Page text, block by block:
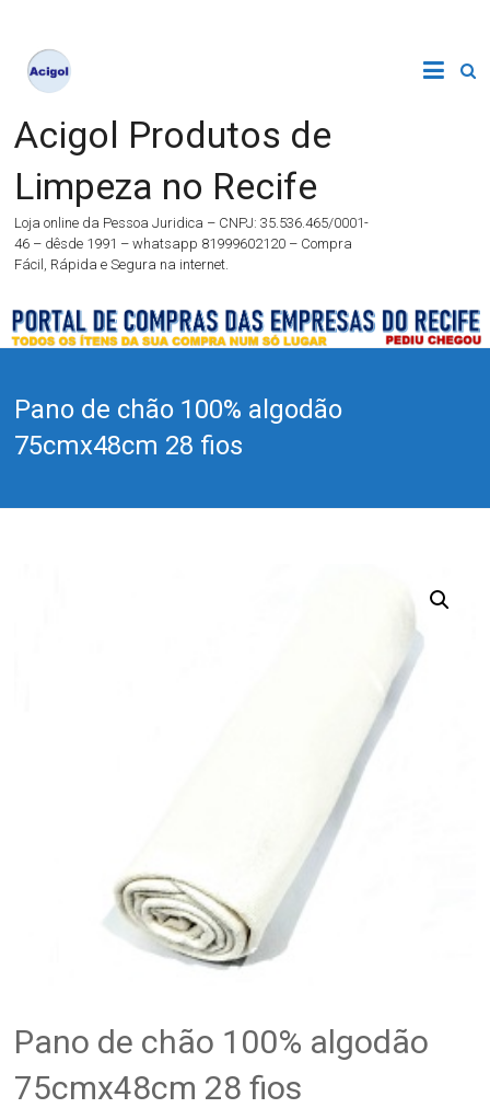
Acigol Produtos de
Limpeza no Recife
Loja online da Pessoa Juridica – CNPJ: 35.536.465/0001-
46 – dêsde 1991 – whatsapp 81999602120 – Compra
Fácil, Rápida e Segura na internet.
Pano de chão 100% algodão
75cmx48cm 28 fios
Pano de chão 100% algodão
75cmx48cm 28 fios